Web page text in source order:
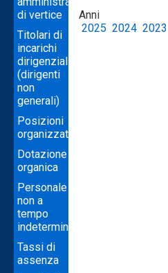
di vertice
Titolari di
incarichi
dirigenziali
(dirigenti
non
generali)
Posizioni
organizzative
Dotazione
organica
Personale
non a
tempo
indeterminato
Tassi di
assenza
Anni
2025 2024 2023